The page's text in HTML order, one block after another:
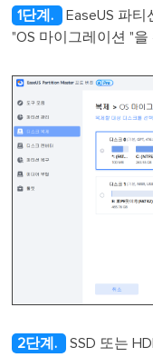
1단계.
EaseUS 파
"OS 마이그레이션 "을
2단계.
SSD 또는